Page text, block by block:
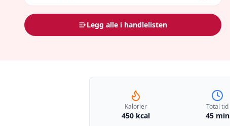
Legg alle i handlelisten
Kalorier
450 kcal
Total tid
45 min